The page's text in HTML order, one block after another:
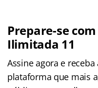
Prepare-se
Ilimitada 11
Assine agora e receba
plataforma que mais